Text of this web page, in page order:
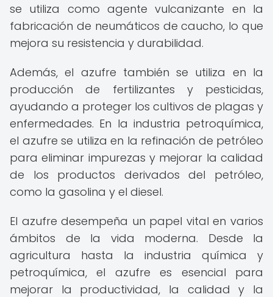
se utiliza como agente vulcanizante en la
fabricación de neumáticos de caucho, lo que
mejora su resistencia y durabilidad.
Además, el azufre también se utiliza en la
producción de fertilizantes y pesticidas,
ayudando a proteger los cultivos de plagas y
enfermedades. En la industria petroquímica,
el azufre se utiliza en la refinación de petróleo
para eliminar impurezas y mejorar la calidad
de los productos derivados del petróleo,
como la gasolina y el diesel.
El azufre desempeña un papel vital en varios
ámbitos de la vida moderna. Desde la
agricultura hasta la industria química y
petroquímica, el azufre es esencial para
mejorar la productividad, la calidad y la